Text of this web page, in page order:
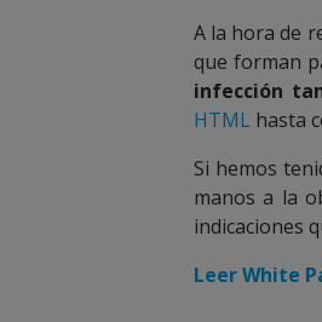
A la hora de
que forman
infección
HTML hasta
Si hemos
manos a la
indicaciones
Leer White